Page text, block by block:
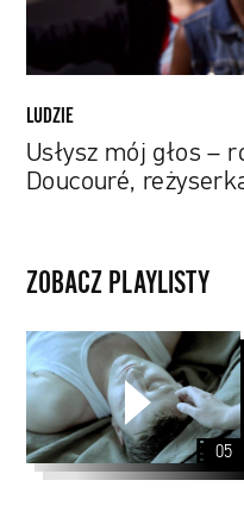
„Gwiazdeczki”
LUDZIE
Usłysz mój głos –
Doucouré,
ZOBACZ PLAYLISTY
05